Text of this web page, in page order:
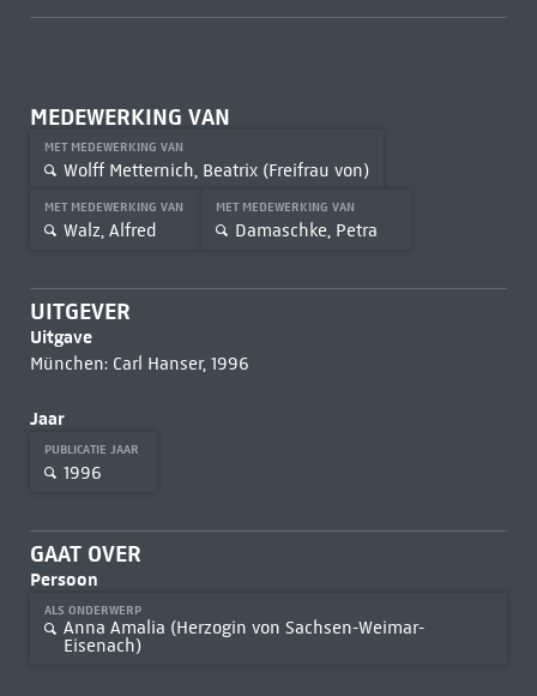
MEDEWERKING VAN
MET MEDEWERKING VAN
Wolff Metternich, Beatrix (Freifrau von)
MET MEDEWERKING VAN
Walz, Alfred
MET MEDEWERKING VAN
Damaschke, Petra
UITGEVER
Uitgave
München: Carl Hanser, 1996
Jaar
PUBLICATIE JAAR
1996
GAAT OVER
Persoon
ALS ONDERWERP
Anna Amalia (Herzogin von Sachsen-Weimar-
Eisenach)